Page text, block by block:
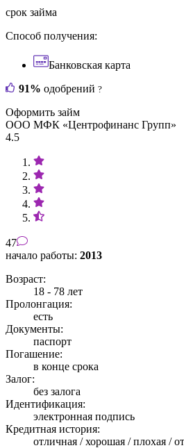
срок займа
Способ получения:
Банковская карта
91% одобрений ?
Оформить займ
ООО МФК «Центрофинанс Групп»
4.5
47
начало работы: 2013
Возраст:
18 - 78 лет
Пролонгация:
есть
Документы:
паспорт
Погашение:
в конце срока
Залог:
без залога
Идентификация:
электронная подпись
Кредитная история:
отличная / хорошая / плохая /